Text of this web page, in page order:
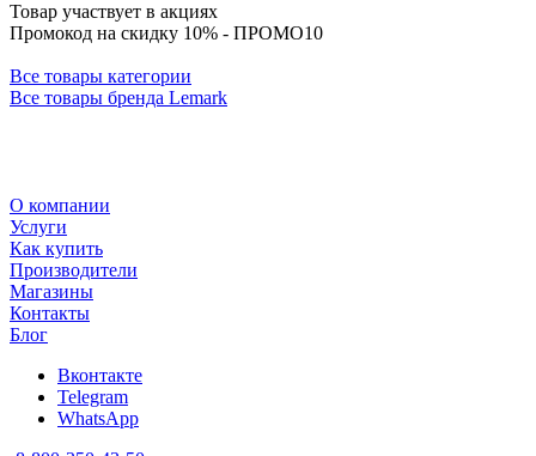
Товар участвует в акциях
Промокод на скидку 10% - ПРОМО10
Все товары категории
Все товары бренда Lemark
О компании
Услуги
Как купить
Производители
Магазины
Контакты
Блог
Вконтакте
Telegram
WhatsApp